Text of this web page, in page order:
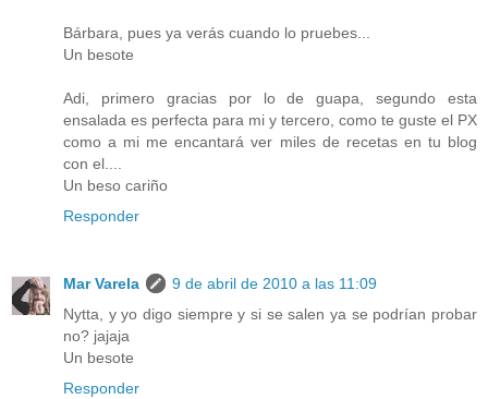
Bárbara, pues ya verás cuando lo pruebes...
Un besote
Adi, primero gracias por lo de guapa, segundo esta
ensalada es perfecta para mi y tercero, como te guste el PX
como a mi me encantará ver miles de recetas en tu blog
con el....
Un beso cariño
Responder
Mar Varela
9 de abril de 2010 a las 11:09
Nytta, y yo digo siempre y si se salen ya se podrían probar
no? jajaja
Un besote
Responder